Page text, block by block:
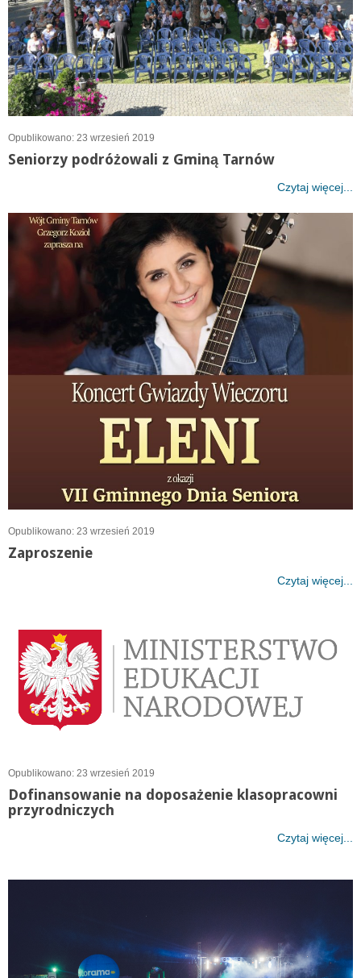
Opublikowano: 23 wrzesień 2019
Seniorzy podróżowali z Gminą Tarnów
Czytaj więcej...
Opublikowano: 23 wrzesień 2019
Zaproszenie
Czytaj więcej...
Opublikowano: 23 wrzesień 2019
Dofinansowanie na doposażenie klasopracowni
przyrodniczych
Czytaj więcej...